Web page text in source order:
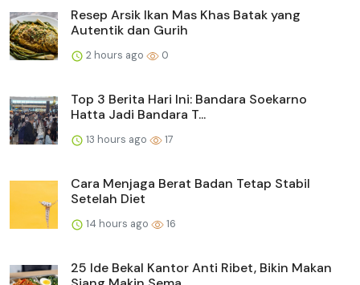
Resep Arsik Ikan Mas Khas Batak yang
Autentik dan Gurih
2 hours ago 0
Top 3 Berita Hari Ini: Bandara Soekarno
Hatta Jadi Bandara T...
13 hours ago 17
Cara Menjaga Berat Badan Tetap Stabil
Setelah Diet
14 hours ago 16
25 Ide Bekal Kantor Anti Ribet, Bikin Makan